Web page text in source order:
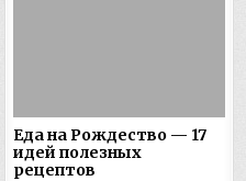
Еда на Рождество — 17
идей полезных
рецептов